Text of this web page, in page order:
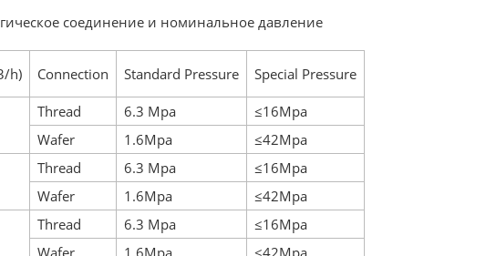
соединение и номинальное давление
h) Connection Standard Pressure Special Pressure
Thread 6.3 Mpa
≤16Mpa
Wafer
1.6Mpa ≤42Mpa
Thread 6.3 Mpa
≤16Mpa
Wafer
1.6Mpa ≤42Mpa
Thread 6.3 Mpa
≤16Mpa